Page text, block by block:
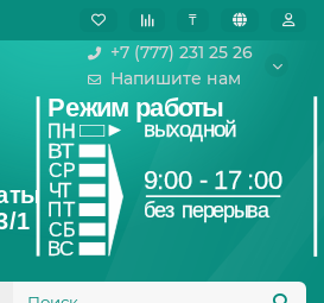
₸
+7 (777) 231 25 26
Напишите нам